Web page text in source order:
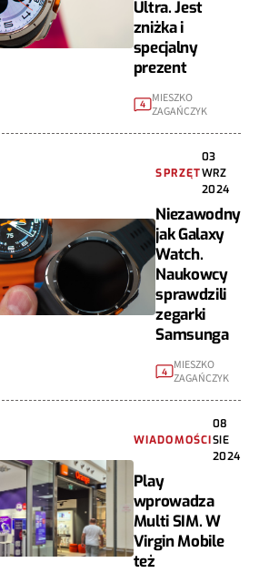
Ultra. Jest
zniżka i
specjalny
prezent
4 MIESZKO
ZAGAŃCZYK
SPRZĘT
03
WRZ
2024
Niezawodny
jak Galaxy
Watch.
Naukowcy
sprawdzili
zegarki
Samsunga
4
MIESZKO
ZAGAŃCZYK
WIADOMOŚCI
08
SIE
2024
Play
wprowadza
Multi SIM. W
Virgin Mobile
też